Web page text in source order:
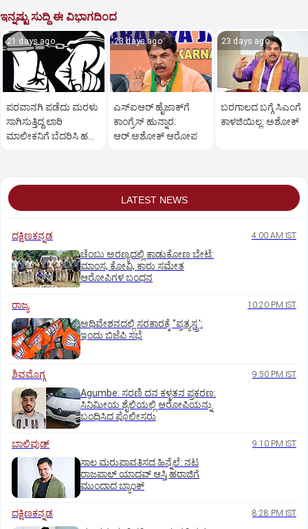
ಇನ್ನಷ್ಟು ಸುದ್ದಿ ಈ ವಿಭಾಗದಿಂದ
21 days ago
ಪರವಾನಗಿ ಪಡೆದು ಮರಳು
ಸಾಗಿಸುತ್ತಿದ್ದ ಲಾರಿ
ಮಾಲೀಕನಿಗೆ ಬೆದರಿಸಿ ಹಣ
23 days ago
ಎಸ್‌ಐಆರ್‌ ಹೈಜಾಕ್‌ಗೆ
ಕಾಂಗ್ರೆಸ್‌ ಹುನ್ನಾರ:
ಆರ್‌.ಅಶೋಕ್‌ ಆರೋಪ
23 days ago
ಬರಗಾಲದ ಬಗ್ಗೆ ಸಿಎಂಗೆ
ಕಾಳಜಿಯಿಲ್ಲ: ಅಶೋಕ್
LATEST NEWS
ದಕ್ಷಿಣಕನ್ನಡ 4:00 AM IST
ಚೆಂಬು ಅರಣ್ಯದಲ್ಲಿ ಕಾಡುಕೋಣ ಬೇಟೆ:
ಮಾಂಸ, ಕೋವಿ, ಕಾರು ಸಮೇತ
ಆರೋಪಿಗಳ ಬಂಧನ
ರಾಜ್ಯ 10:20 PM IST
ಅಧಿವೇಶನದಲ್ಲಿ ಸರಕಾರಕ್ಕೆ "ಪ್ರತ್ಯಸ್ತ್ರ':
ಇಂದು ಬಿಜೆಪಿ ಸಭೆ
ಶಿವಮೊಗ್ಗ 9:50 PM IST
Agumbe: ಸರಣಿ ದನ ಕಳ್ಳತನ ಪ್ರಕರಣ:
ಸಿನಿಮೀಯ ಶೈಲಿಯಲ್ಲಿ ಆರೋಪಿಯನ್ನು
ಬಂಧಿಸಿದ ಪೊಲೀಸರು
ಬಾಲಿವುಡ್‌ 9:10 PM IST
ಸಾಲ ಮರುಪಾವತಿಸದ ಹಿನ್ನೆಲೆ: ನಟ
ರಾಜಪಾಲ್ ಯಾದವ್‌ ಆಸ್ತಿ ಹರಾಜಿಗೆ
ಮುಂದಾದ ಬ್ಯಾಂಕ್
ದಕ್ಷಿಣಕನ್ನಡ 8:28 PM IST